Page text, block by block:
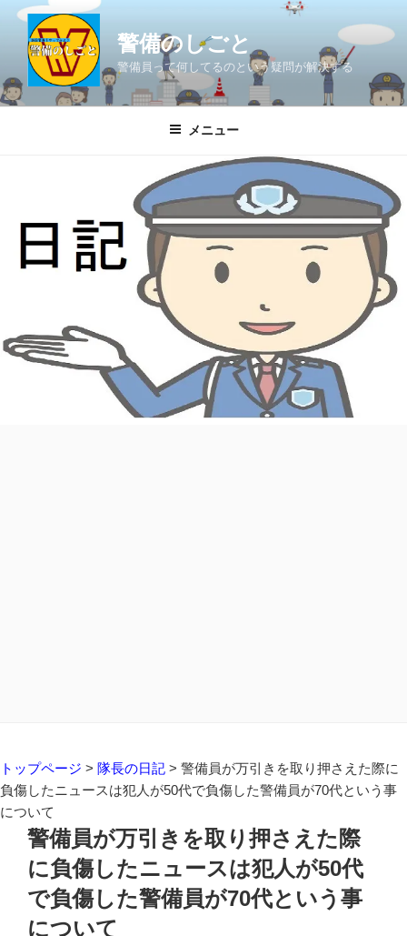
ン
ツ
警備のしごと
警備員って何してるのという疑問が解決する
メニュー
トップページ > 隊長の日記 > 警備員が万引きを取り押さえた際に
負傷したニュースは犯人が50代で負傷した警備員が70代という事
について
警備員が万引きを取り押さえた際
に負傷したニュースは犯人が50代
で負傷した警備員が70代という事
について